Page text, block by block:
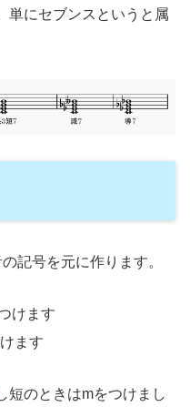
単にセブンスというと属
記号を元に作ります。
けます
ます
短のときはmをつけまし